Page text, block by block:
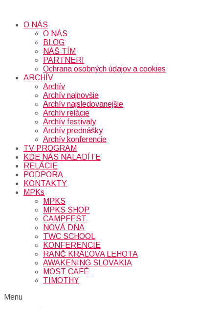
O NÁS
O NÁS
BLOG
NÁŠ TÍM
PARTNERI
Ochrana osobných údajov a cookies
ARCHÍV
Archív
Archív najnovšie
Archív najsledovanejšie
Archív relácie
Archív festivaly
Archív prednášky
Archív konferencie
TV PROGRAM
KDE NÁS NALADÍTE
RELÁCIE
PODPORA
KONTAKTY
MPKs
MPKS
MPKS SHOP
CAMPFEST
NOVÁ DNA
TWC SCHOOL
KONFERENCIE
RANČ KRÁĽOVA LEHOTA
AWAKENING SLOVAKIA
MOST CAFÉ
TIMOTHY
Menu